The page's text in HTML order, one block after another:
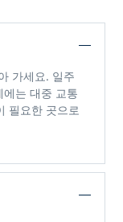
가세요. 일주
는 대중 교통
필요한 곳으로